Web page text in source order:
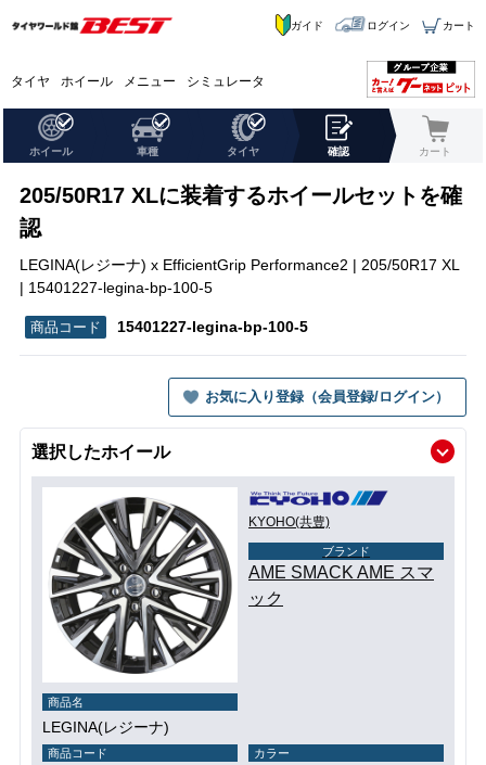
タイヤ ホイール メニュー シミュレータ
ガイド ログイン カート
ホイール 車種 タイヤ 確認 カート
205/50R17 XLに装着するホイールセットを確
認
LEGINA(レジーナ) x EfficientGrip Performance2 | 205/50R17 XL
| 15401227-legina-bp-100-5
15401227-legina-bp-100-5
お気に入り登録（会員登録/ログイン）
選択したホイール
KYOHO(共豊)
ブランド
AME SMACK AME スマ
ック
商品名
LEGINA(レジーナ)
商品コード カラー